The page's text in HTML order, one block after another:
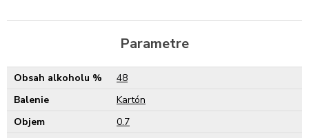
Parametre
Obsah alkoholu %
48
Balenie
Kartón
Objem
0.7